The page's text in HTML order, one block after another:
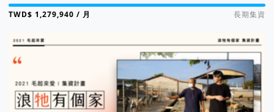
集資進度 800%
/ 月 長期集資